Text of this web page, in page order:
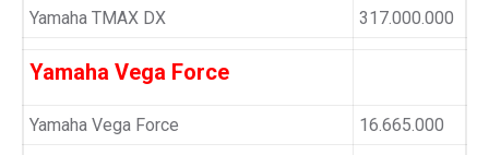
Yamaha TMAX DX 317.000.000
Yamaha Vega Force
Yamaha Vega Force 16.665.000